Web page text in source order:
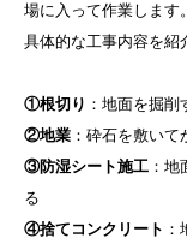
場に入って作業します。
具体的な工事内容を紹
①根切り ：地面を掘削
②地業 ：砕石を敷い
③防湿シート施工 ：
る
④捨てコンクリート